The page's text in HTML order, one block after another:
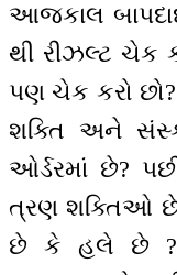
આજકાલ
થી રીઝલ્ટ ચેક
પણ ચેક કરો
શક્તિ અને
ઓર્ડરમાં છે?
ત્રણ શક્તિઓ છે
છે કે હલે છે ?